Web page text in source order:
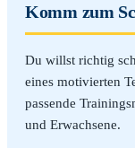
Komm zum
Du willst richtig
eines motivierten
passende
und Erwachsene.